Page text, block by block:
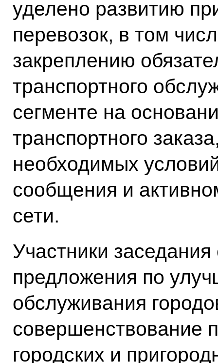
уделено развитию
перевозок, в том
закреплению
транспортного
сегменте на
транспортного
необходимых
сообщения и
сети.
Участники
предложения по
обслуживания
совершенствование
городских и